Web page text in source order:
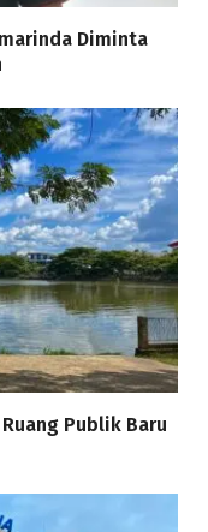
Diminta
Publik Baru